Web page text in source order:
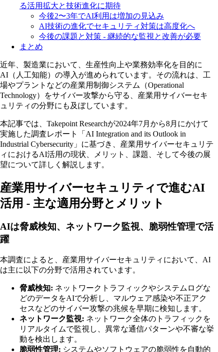
る活用拡大と技術進化に期待
今後2〜3年でAI利用は増加の見込み
AI技術の進化でセキュリティ対策は高度化へ
今後の課題と対策 - 継続的な監視と改善が必要
まとめ
近年、製造業において、生産性向上や業務効率化を目的に
AI（人工知能）の導入が進められています。その流れは、工
場やプラントなどの産業用制御システム（Operational
Technology）をサイバー攻撃から守る、産業用サイバーセキ
ュリティの分野にも及ぼしています。
本記事では、Takepoint Researchが2024年7月から8月にかけて
実施した調査レポート「AI Integration and its Outlook in
Industrial Cybersecurity」に基づき、産業用サイバーセキュリテ
ィにおけるAI活用の現状、メリット、課題、そして今後の展
望について詳しく解説します。
産業用サイバーセキュリティで進むAI
活用 - 主な適用分野とメリット
AIは脅威検知、ネットワーク監視、脆弱性管理で活
躍
本調査によると、産業用サイバーセキュリティにおいて、AI
は主に以下の分野で活用されています。
脅威検知: ネットワークトラフィックやシステムログな
どのデータをAIで分析し、マルウェア感染や不正アク
セスなどのサイバー攻撃の兆候を早期に検知します。
ネットワーク監視: ネットワーク全体のトラフィックを
リアルタイムで監視し、異常な通信パターンや不審な挙
動を検出します。
脆弱性管理: システムやソフトウェアの脆弱性を自動的